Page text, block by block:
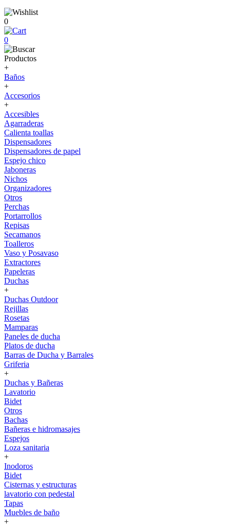
0
0
Productos
+
Baños
+
Accesorios
+
Accesibles
Agarraderas
Calienta toallas
Dispensadores
Dispensadores de papel
Espejo chico
Jaboneras
Nichos
Organizadores
Otros
Perchas
Portarrollos
Repisas
Secamanos
Toalleros
Vaso y Posavaso
Extractores
Papeleras
Duchas
+
Duchas Outdoor
Rejillas
Rosetas
Mamparas
Paneles de ducha
Platos de ducha
Barras de Ducha y Barrales
Griferia
+
Duchas y Bañeras
Lavatorio
Bidet
Otros
Bachas
Bañeras e hidromasajes
Espejos
Loza sanitaria
+
Inodoros
Bidet
Cisternas y estructuras
lavatorio con pedestal
Tapas
Muebles de baño
+